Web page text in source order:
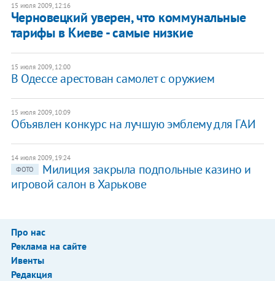
15 июля 2009, 12:16
Черновецкий уверен, что коммунальные
тарифы в Киеве - самые низкие
15 июля 2009, 12:00
В Одессе арестован самолет с оружием
15 июля 2009, 10:09
Объявлен конкурс на лучшую эмблему для ГАИ
14 июля 2009, 19:24
ФОТО
Милиция закрыла подпольные казино и
игровой салон в Харькове
Про нас
Реклама на сайте
Ивенты
Редакция